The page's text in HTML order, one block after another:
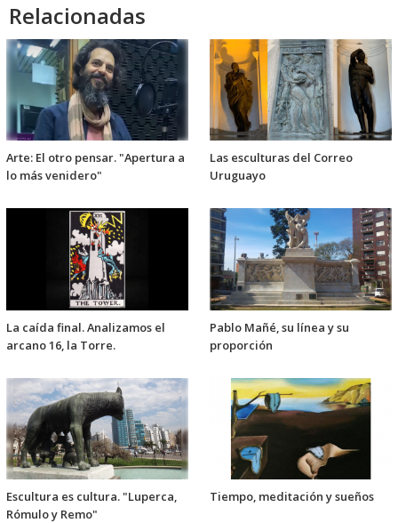
Relacionadas
Arte: El otro pensar. "Apertura a
lo más venidero"
Las esculturas del Correo
Uruguayo
La caída final. Analizamos el
arcano 16, la Torre.
Pablo Mañé, su línea y su
proporción
Escultura es cultura. "Luperca,
Rómulo y Remo"
Tiempo, meditación y sueños